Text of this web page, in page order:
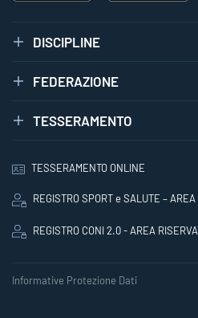
DISCIPLINE
FEDERAZIONE
TESSERAMENTO
TESSERAMENTO ONLINE
REGISTRO SPORT e SALUTE – AREA
REGISTRO CONI 2.0 - AREA
Informative Protezione Dati